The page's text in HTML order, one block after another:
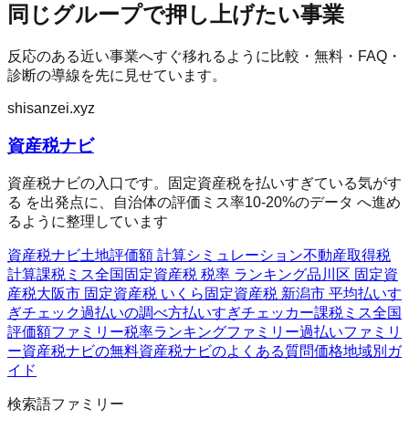
同じグループで押し上げたい事業
反応のある近い事業へすぐ移れるように比較・無料・FAQ・
診断の導線を先に見せています。
shisanzei.xyz
資産税ナビ
資産税ナビの入口です。固定資産税を払いすぎている気がす
る を出発点に、自治体の評価ミス率10-20%のデータ へ進め
るように整理しています
資産税ナビ土地評価額 計算シミュレーション不動産取得税
計算課税ミス全国 固定資産税 税率 ランキング品川区 固定資
産税大阪市 固定資産税 いくら 固定資産税 新潟市 平均払いす
ぎチェック過払いの調べ方払いすぎチェッカー課税ミス全国
評価額ファミリー税率ランキングファミリー過払いファミリ
ー資産税ナビの無料資産税ナビのよくある質問価格地域別ガ
イド
検索語ファミリー